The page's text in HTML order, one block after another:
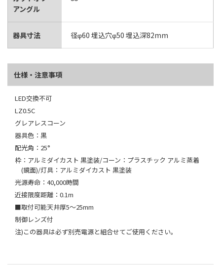
アングル
器具寸法 径φ60 埋込穴φ50 埋込深82mm
仕様・注意事項
LED交換不可
LZ0.5C
グレアレスコーン
器具色：黒
配光角：25°
枠：アルミダイカスト 黒塗装/コーン：プラスチック アルミ蒸着
(鏡面)/灯具：アルミダイカスト 黒塗装
光源寿命：40,000時間
近接限度距離：0.1m
■取付可能天井厚5～25mm
制御レンズ付
注)この器具は必ず別売電源と組合せてご使用ください。